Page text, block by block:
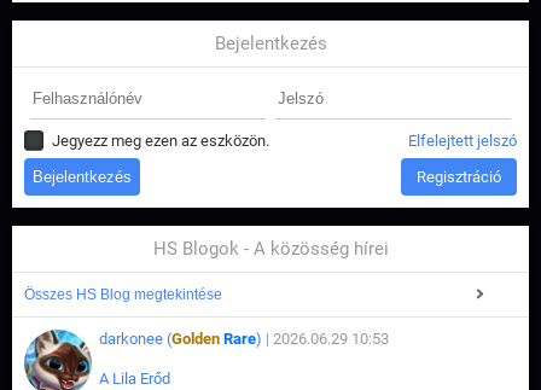
Bejelentkezés
Jegyezz meg ezen az eszközön. Elfelejtett jelszó
Regisztráció
HS Blogok - A közösség hírei
Összes HS Blog megtekintése
darkonee (Golden Rare) | 2026.06.29 10:53
A Lila Erőd